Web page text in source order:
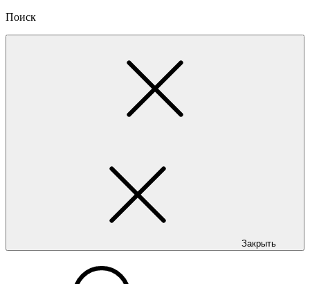
Поиск
Закрыть